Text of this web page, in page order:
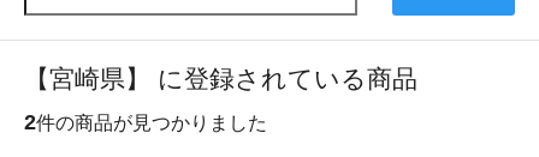
【宮崎県】 に登録されている商品
2件の商品が見つかりました